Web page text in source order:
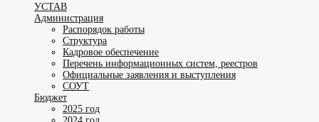
УСТАВ
Администрация
Распорядок работы
Структура
Кадровое обеспечение
Перечень информационных систем, реестров
Официальные заявления и выступления
СОУТ
Бюджет
2025 год
2024 год